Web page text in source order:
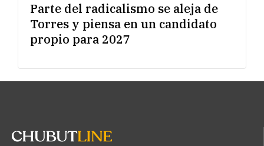
Parte del radicalismo se aleja de
Torres y piensa en un candidato
propio para 2027